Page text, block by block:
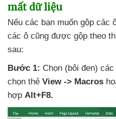
mất dữ liệu
Nếu các bạn muốn gộp các
các ô cũng được gộp theo
sau:
Bước 1: Chọn (bôi đen) các
chọn thẻ View -> Macros
hợp Alt+F8.